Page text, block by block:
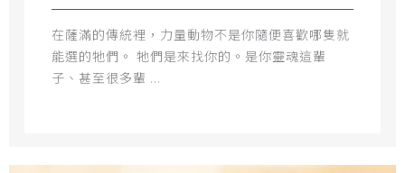
在薩滿的傳統裡，力量動物不是你隨便喜歡哪隻就
能選的牠們。 牠們是來找你的。是你靈魂這輩
子、甚至很多輩 ...